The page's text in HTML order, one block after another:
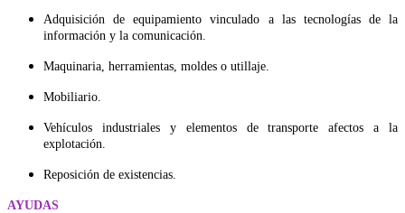
Adquisición de equipamiento vinculado a las tecnologías de la
información y la comunicación.
Maquinaria, herramientas, moldes o utillaje.
Mobiliario.
Vehículos industriales y elementos de transporte afectos a la
explotación.
Reposición de existencias.
AYUDAS